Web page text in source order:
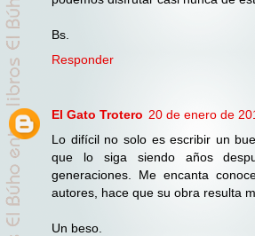
Bs.
Responder
El Gato Trotero 20 de enero de
Lo difícil no solo es escribir un
que lo siga siendo años
generaciones. Me encanta
autores, hace que su obra resulta
Un beso.